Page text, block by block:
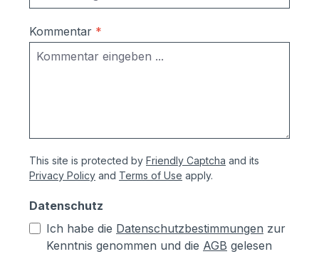
Kommentar *
This site is protected by Friendly Captcha and its
Privacy Policy and Terms of Use apply.
Datenschutz
Ich habe die Datenschutzbestimmungen zur
Kenntnis genommen und die AGB gelesen